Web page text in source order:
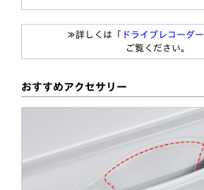
≫詳しくは「 ドライブレコーダー
ご覧ください。
おすすめアクセサリー